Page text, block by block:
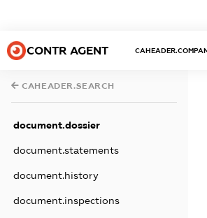
CONTR AGENT
CAHEADER.SEARCH
document.dossier
document.statements
document.history
document.inspections